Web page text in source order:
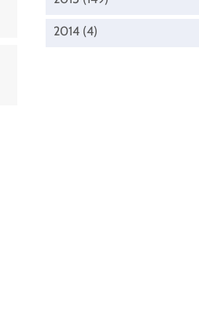
2014 (4)